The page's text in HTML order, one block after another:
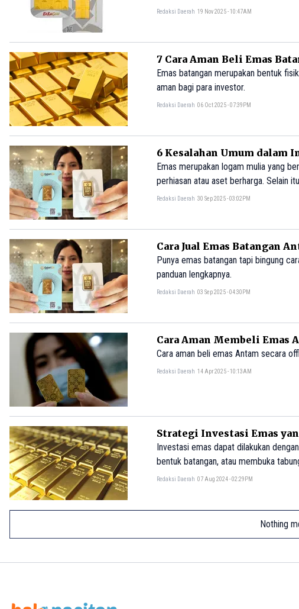
Keuntungannya meliputi efisiensi
Redaksi Daerah 19 Nov 2025 - 10:47AM
7 Cara Aman Beli Emas
Emas batangan merupakan bentuk
aman bagi para investor.
Redaksi Daerah 06 Oct 2025 - 07:39PM
6 Kesalahan Umum dalam
Emas merupakan logam mulia yang
perhiasan atau aset berharga. Selain
masa ke masa.
Redaksi Daerah 30 Sep 2025 - 03:02PM
Cara Jual Emas Batangan
Punya emas batangan tapi bingung
panduan lengkapnya.
Redaksi Daerah 03 Sep 2025 - 04:30PM
Cara Aman Membeli Emas
Cara aman beli emas Antam secara
Redaksi Daerah 14 Apr 2025 - 10:13AM
Strategi Investasi Emas
Investasi emas dapat dilakukan
bentuk batangan, atau membuka
Redaksi Daerah 07 Aug 2024 - 02:29PM
Nothing